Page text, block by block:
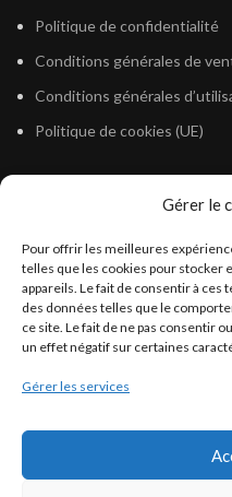
Gérer le
Pour offrir les meilleures
telles que les cookies pour stocker
appareils. Le fait de consentir à
des données telles que le
ce site. Le fait de ne pas consentir
un effet négatif sur certaines
Gérer les services
Politique de confidentialité
Conditions générales de
Conditions générales
Politique de cookies (UE)
Législation Gasoil Fioul GNR
Législation Essence
Législation Adblue
Législation Eau
Législation Lubrifiant
Législation Phytosanitaire